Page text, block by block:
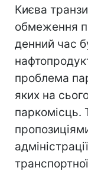
Києва
обмеження
денний час
проблема
яких на
паркомісць.